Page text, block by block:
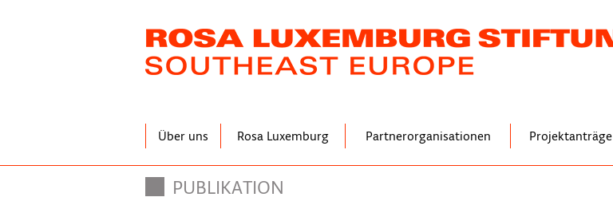
Über uns Rosa Luxemburg Partnerorganisationen Projektanträge
PUBLIKATION